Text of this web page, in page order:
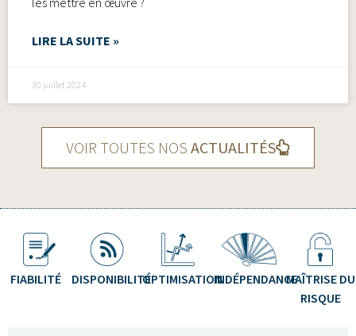
LIRE LA SUITE »
30 juillet 2024
VOIR TOUTES NOS ACTUALITÉS
FIABILITÉ DISPONIBILITÉOPTIMISATIONINDÉPENDANCEMAÎTRISE DU
RISQUE